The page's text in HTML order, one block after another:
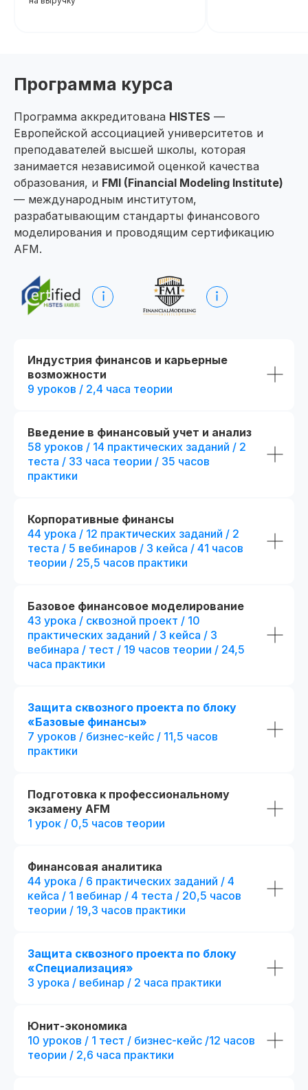
Программа курса
Программа аккредитована HISTES —
Европейской ассоциацией университетов и
преподавателей высшей школы, которая
занимается независимой оценкой качества
образования, и FMI (Financial Modeling Institute)
— международным институтом,
разрабатывающим стандарты финансового
моделирования и проводящим сертификацию
AFM.
Индустрия финансов и карьерные
возможности
9 уроков / 2,4 часа теории
Введение в финансовый учет и анализ
58 уроков / 14 практических заданий / 2
теста / 33 часа теории / 35 часов
практики
Корпоративные финансы
44 урока / 12 практических заданий / 2
теста / 5 вебинаров / 3 кейса / 41 часов
теории / 25,5 часов практики
Базовое финансовое моделирование
43 урока / сквозной проект / 10
практических заданий / 3 кейса / 3
вебинара / тест / 19 часов теории / 24,5
часа практики
Защита сквозного проекта по блоку
«Базовые финансы»
7 уроков / бизнес-кейс / 11,5 часов
практики
Подготовка к профессиональному
экзамену AFM
1 урок / 0,5 часов теории
Финансовая аналитика
44 урока / 6 практических заданий / 4
кейса / 1 вебинар / 4 теста / 20,5 часов
теории / 19,3 часов практики
Защита сквозного проекта по блоку
«Специализация»
3 урока / вебинар / 2 часа практики
Юнит-экономика
10 уроков / 1 тест / бизнес-кейс /12 часов
теории / 2,6 часа практики
📅 Начало: start111104.001
Потоковое и асинхронное обучение
При полной оплате
r111104.001/мес
fr111104.001
4 месяца обучения с практикой
на реальных проектах
289 часов контента и 37 онлайн-
тестирований
Презентации и конспекты к урокам
Доступ к контенту и обновлениям —
навсегда
Официальный диплом
(установленного образца)
Возможность получить диплом
международного образца
fr140091.000
дополнительные
Стандарт
+ 1 месяц обучения
на реальных проектах
+ 8 модулей:
+ отдельный куратор
Оплатить
Получить консультацию